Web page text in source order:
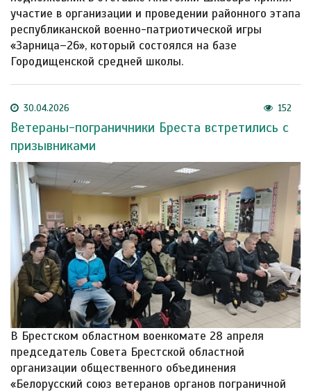
участие в организации и проведении районного этапа
республиканской военно-патриотической игры
«Зарница–26», который состоялся на базе
Городищенской средней школы.
30.04.2026 152
Ветераны-пограничники Бреста встретились с
призывниками
В Брестском областном военкомате 28 апреля
председатель Совета Брестской областной
организации общественного объединения
«Белорусский союз ветеранов органов пограничной